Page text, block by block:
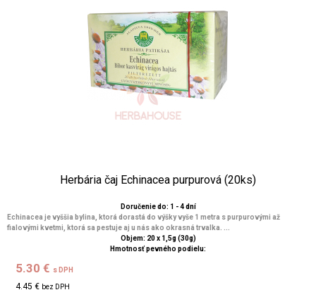
Herbária čaj Echinacea purpurová (20ks)
Doručenie do: 1 - 4 dní
Echinacea je vyššia bylina, ktorá dorastá do výšky vyše 1 metra s purpurovými až
fialovými kvetmi, ktorá sa pestuje aj u nás ako okrasná trvalka. ...
Objem: 20 x 1,5g (30g)
Hmotnosť pevného podielu:
5.30 € s DPH
4.45 € bez DPH